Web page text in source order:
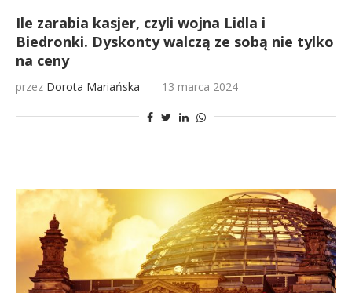
Ile zarabia kasjer, czyli wojna Lidla i
Biedronki. Dyskonty walczą ze sobą nie tylko
na ceny
przez Dorota Mariańska 13 marca 2024